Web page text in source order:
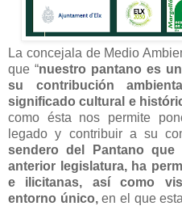
La concejala de Medio
que “nuestro pantano es
su contribución
significado cultural e
como ésta nos permite
legado y contribuir a su
sendero del Pantano
anterior legislatura, ha
e ilicitanas, así como
entorno único,en el que